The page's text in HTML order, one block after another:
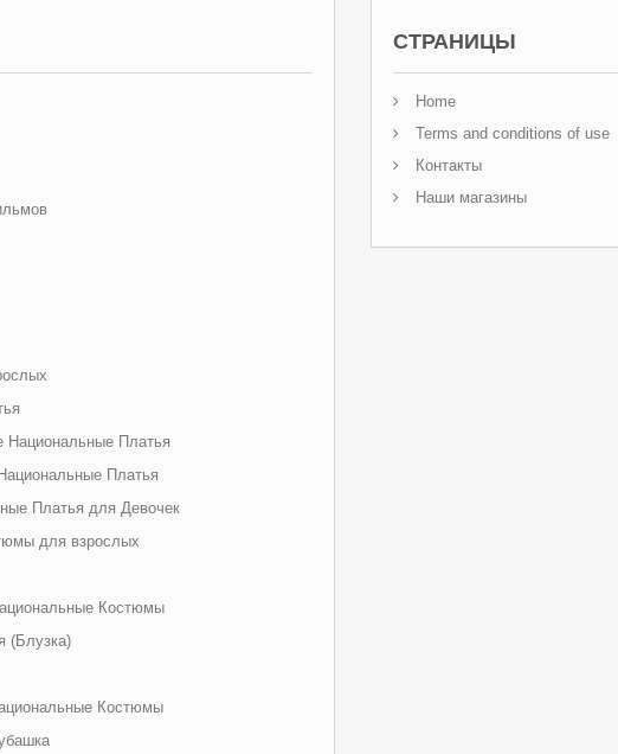
Платья
Платья
Платья для Девочек
для взрослых
Костюмы
(Блузка)
Костюмы
СТРАНИЦЫ
Home
Terms and conditions of use
Контакты
Наши магазины